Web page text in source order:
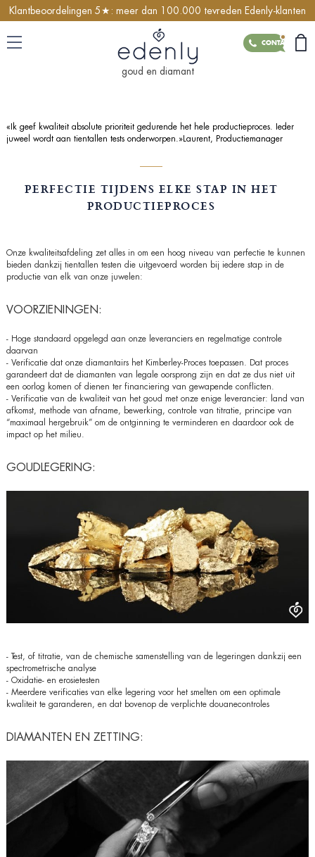
Klantbeoordelingen 5★: meer dan 100.000 tevreden Edenly-klanten
CONTACT
goud en diamant
«Ik geef kwaliteit absolute prioriteit gedurende het hele productieproces. Ieder
juweel wordt aan tientallen tests onderworpen.»Laurent, Productiemanager
PERFECTIE TIJDENS ELKE STAP IN HET
PRODUCTIEPROCES
Onze kwaliteitsafdeling zet alles in om een hoog niveau van perfectie te kunnen
bieden dankzij tientallen testen die uitgevoerd worden bij iedere stap in de
productie van elk van onze juwelen:
VOORZIENINGEN:
- Hoge standaard opgelegd aan onze leveranciers en regelmatige controle
daarvan
- Verificatie dat onze diamantairs het Kimberley-Proces toepassen. Dat proces
garandeert dat de diamanten van legale oorsprong zijn en dat ze dus niet uit
een oorlog komen of dienen ter financiering van gewapende conflicten.
- Verificatie van de kwaliteit van het goud met onze enige leverancier: land van
afkomst, methode van afname, bewerking, controle van titratie, principe van
“maximaal hergebruik” om de ontginning te verminderen en daardoor ook de
impact op het milieu.
GOUDLEGERING:
- Test, of titratie, van de chemische samenstelling van de legeringen dankzij een
spectrometrische analyse
- Oxidatie- en erosietesten
- Meerdere verificaties van elke legering voor het smelten om een optimale
kwaliteit te garanderen, en dat bovenop de verplichte douanecontroles
DIAMANTEN EN ZETTING: